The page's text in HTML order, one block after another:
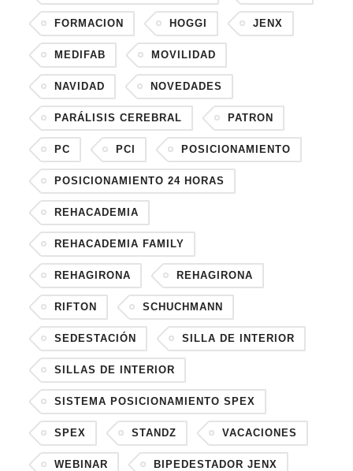
FORMACION HOGGI JENX
MEDIFAB MOVILIDAD
NAVIDAD NOVEDADES
PARÁLISIS CEREBRAL PATRON
PC PCI POSICIONAMIENTO
POSICIONAMIENTO 24 HORAS
REHACADEMIA
REHACADEMIA FAMILY
REHAGIRONA REHAGIRONA
RIFTON SCHUCHMANN
SEDESTACIÓN SILLA DE INTERIOR
SILLAS DE INTERIOR
SISTEMA POSICIONAMIENTO SPEX
SPEX STANDZ VACACIONES
WEBINAR BIPEDESTADOR JENX